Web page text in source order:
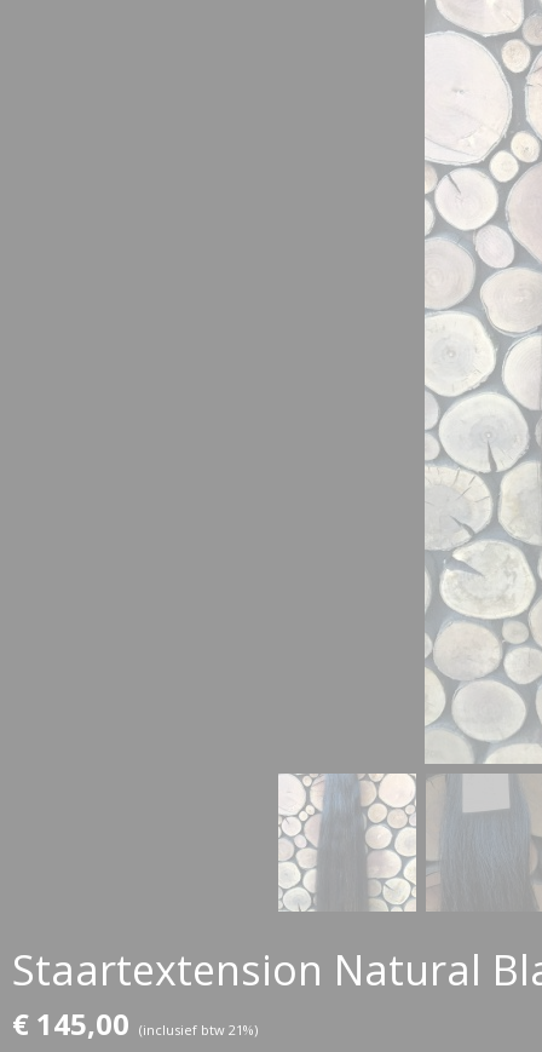
Staartextension Natural
€ 145,00 (inclusief btw 21%)